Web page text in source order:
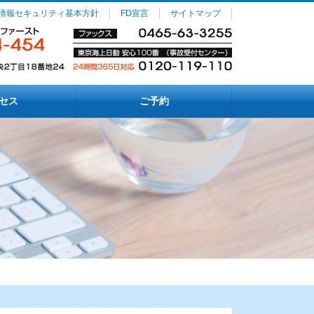
報セキュリティ基本方針 FD宣言 サイトマップ
ス ご予約